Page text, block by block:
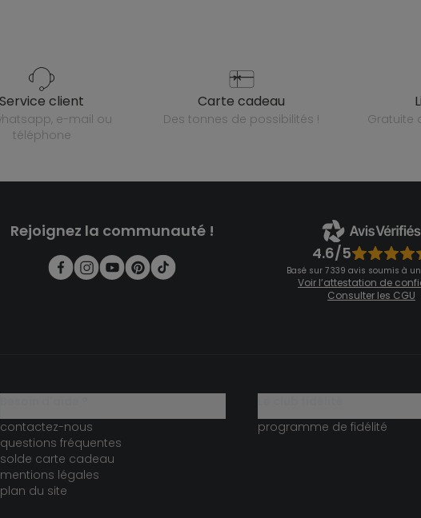
service client
téléphone
carte cadeau
des tonnes de possibilités !
Rejoignez la communauté !
4.6/5
Basé sur 7 339 avis soumis à
Voir l’attestation de
Consulter les CGU
contactez-nous
questions fréquentes
solde carte cadeau
mentions légales
plan du site
programme de fidélité